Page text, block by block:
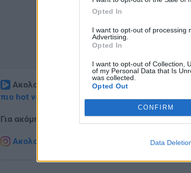
Opted In
I want to opt-out of processing
Advertising.
Opted In
I want to opt-out of Collection,
of my Personal Data that Is
was collected.
Opted Out
CONFIRM
Data
Ακολουθήστε το E-Radio.gr στο
πιο hot νέα
Για ακόμη περισσότερανέα, μπείτε στηνροή
Ακολουθήστε το E-Radio.gr και στο
ΔΙΑΦΗΜΙΣΗ